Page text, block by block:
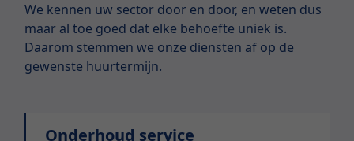
We kennen uw sector door en door, en weten dus
maar al toe goed dat elke behoefte uniek is.
Daarom stemmen we onze diensten af op de
gewenste huurtermijn.
Onderhoud service